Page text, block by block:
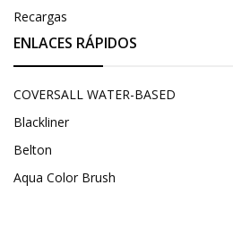
Recargas
ENLACES RÁPIDOS
COVERSALL WATER-BASED
Blackliner
Belton
Aqua Color Brush